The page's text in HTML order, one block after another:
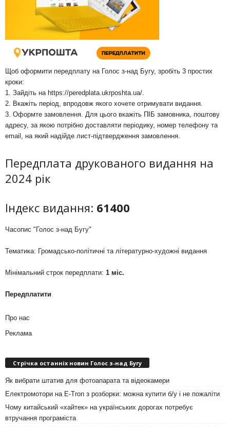
Щоб оформити передплату на Голос з-над Бугу, зробіть 3 простих
кроки:
1. Зайдіть на https://peredplata.ukrposhta.ua/
2. Вкажіть період, впродовж якого хочете отримувати видання.
3. Оформте замовлення. Для цього вкажіть ПІБ замовника, поштову
адресу, за якою потрібно доставляти періодику, номер телефону та
email, на який надійде лист-підтвердження замовлення.
Передплата друкованого видання на
2024 рік
Індекс видання: 61400
Часопис "Голос з-над Бугу"
Тематика: Громадсько-політичні та літературно-художні видання
Мінімальний строк передплати: 1 міс.
Передплатити
Про нас
Реклама
Стрічка останніх новин Голос з-над Бугу
Як вибрати штатив для фотоапарата та відеокамери
Електромотори на E-Tron з розборки: можна купити б/у і не пожаліти
Чому китайський «хайтек» на українських дорогах потребує
втручання програміста